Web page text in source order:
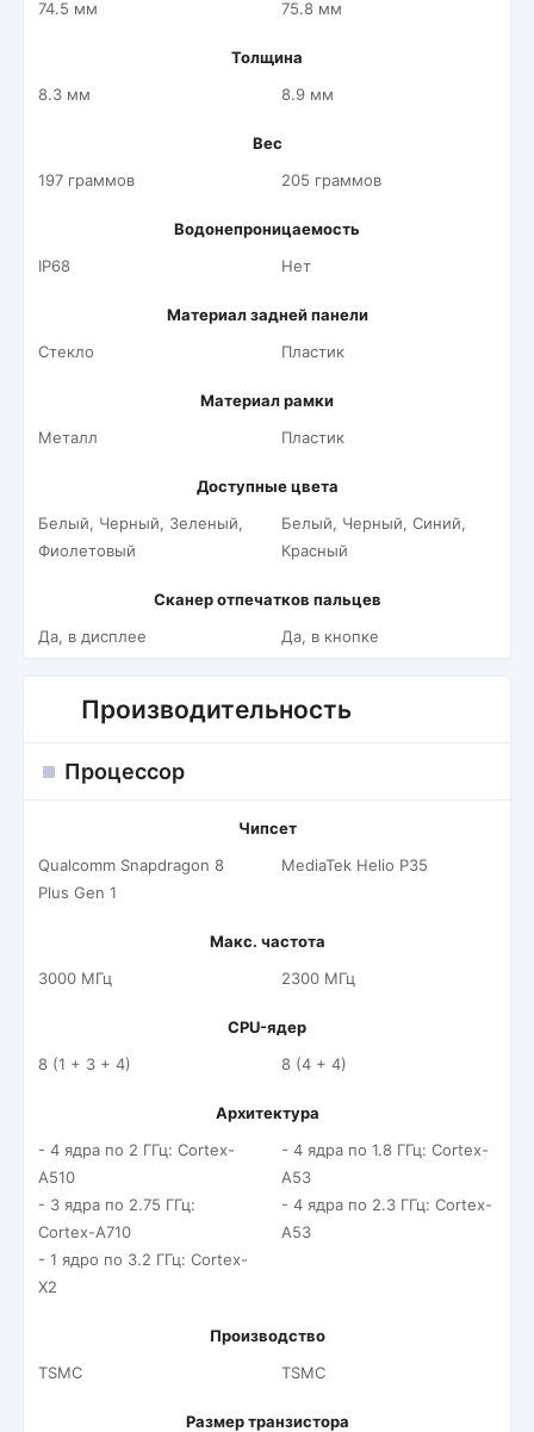
74.5 мм 75.8 мм
Толщина
8.3 мм
8.9 мм
Вес
197 граммов
205 граммов
Водонепроницаемость
IP68
Нет
Материал задней панели
Стекло
Пластик
Материал рамки
Металл
Пластик
Доступные цвета
Белый, Черный, Зеленый,
Фиолетовый
Белый, Черный, Синий,
Красный
Сканер отпечатков пальцев
Да, в дисплее
Да, в кнопке
Производительность
Процессор
Чипсет
Qualcomm Snapdragon 8
Plus Gen 1
MediaTek Helio P35
Макс. частота
3000 МГц
2300 МГц
CPU-ядер
8 (1 + 3 + 4)
8 (4 + 4)
Архитектура
- 4 ядра по 2 ГГц: Cortex-
A510
- 3 ядра по 2.75 ГГц:
Cortex-A710
- 1 ядро по 3.2 ГГц: Cortex-
X2
- 4 ядра по 1.8 ГГц: Cortex-
A53
- 4 ядра по 2.3 ГГц: Cortex-
A53
Производство
TSMC
TSMC
Размер транзистора